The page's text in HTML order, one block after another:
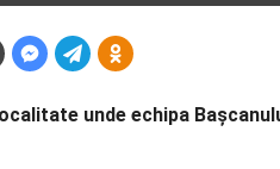
unde echipa